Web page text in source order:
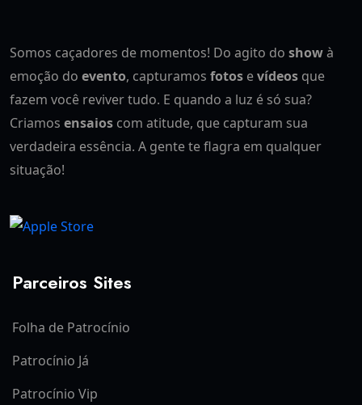
Somos caçadores de momentos! Do agito do showà
emoção do evento, capturamos fotos evídeos que
fazem você reviver tudo. E quando a luz é só sua?
Criamos ensaios com atitude, que capturam sua
verdadeira essência. A gente te flagra em qualquer
situação!
Parceiros Sites
Folha de Patrocínio
Patrocínio Já
Patrocínio Vip